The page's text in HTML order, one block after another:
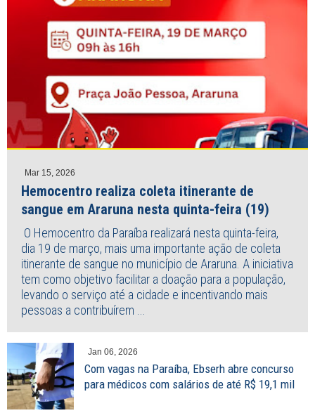
Mar 15, 2026
Hemocentro realiza coleta itinerante de
sangue em Araruna nesta quinta-feira (19)
O Hemocentro da Paraíba realizará nesta quinta-feira,
dia 19 de março, mais uma importante ação de coleta
itinerante de sangue no município de Araruna. A iniciativa
tem como objetivo facilitar a doação para a população,
levando o serviço até a cidade e incentivando mais
pessoas a contribuírem ...
Jan 06, 2026
Com vagas na Paraíba, Ebserh abre concurso
para médicos com salários de até R$ 19,1 mil